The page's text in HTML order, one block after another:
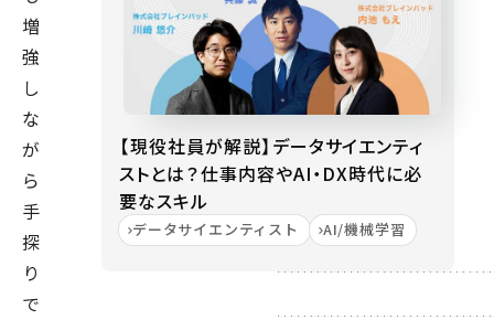
増
強
し
な
が
ら
手
探
り
で
【現役社員が解説】データサイエンティ
ストとは？仕事内容やAI・DX時代に必
要なスキル
データサイエンティスト AI/機械学習